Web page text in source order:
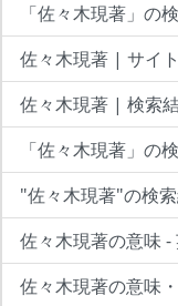
「佐々木現著」の
佐々木現著 | サイ
佐々木現著 | 検索
「佐々木現著」の
"佐々木現著"の検
佐々木現著の意味 -
佐々木現著の意味